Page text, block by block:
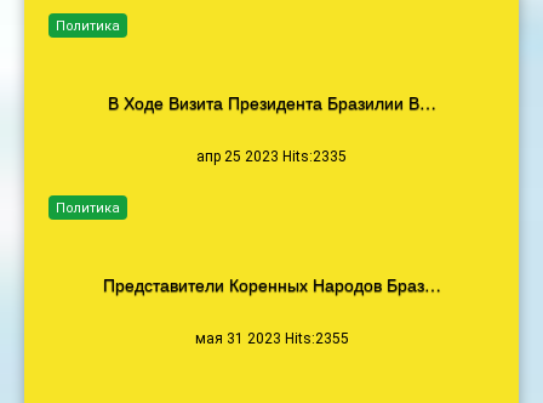
В Ходе Визита Президента Бразилии В…
апр 25 2023 Hits:2335
Политика
Представители Коренных Народов Браз…
мая 31 2023 Hits:2355
Политика